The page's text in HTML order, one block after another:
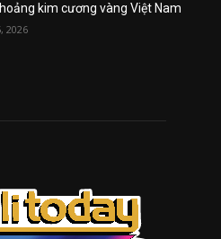
kim cương vàng Việt Nam
2026